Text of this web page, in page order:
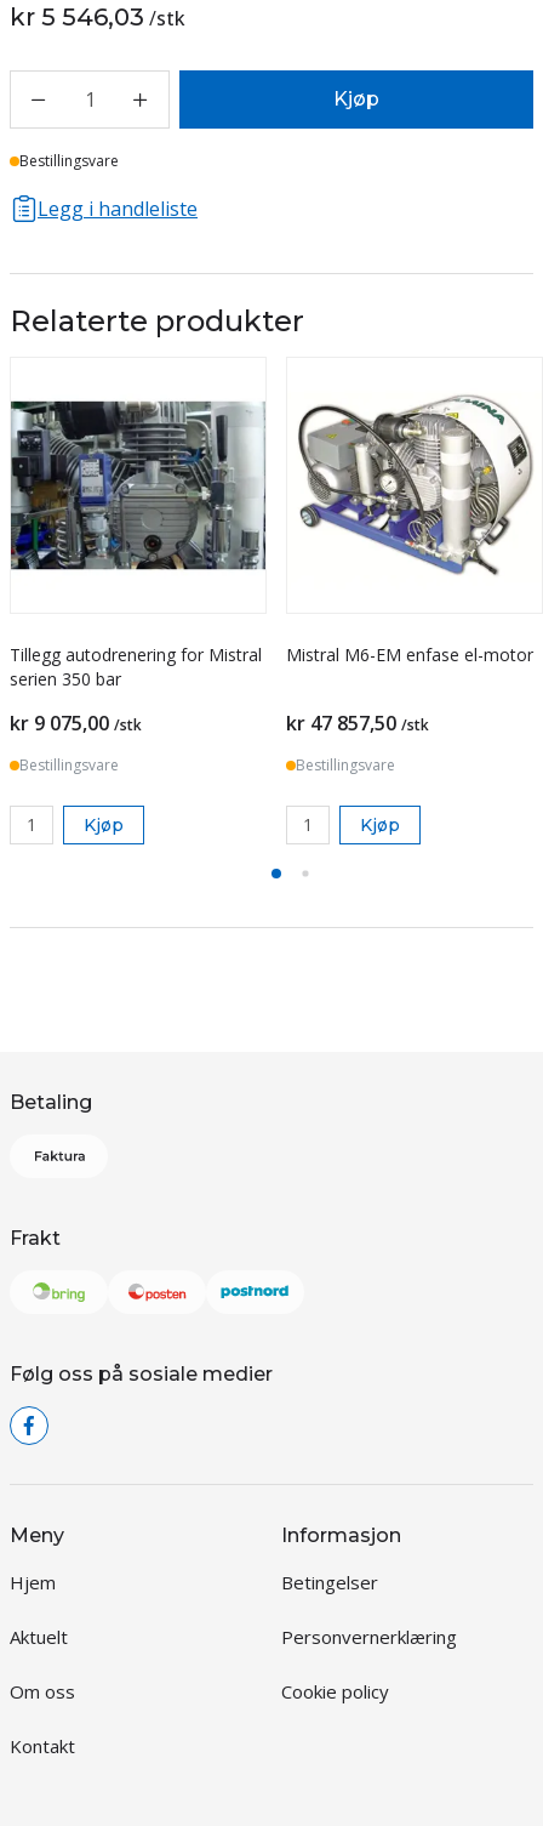
kr 5 546,03 /stk
1 Kjøp
Lager
Bestillingsvare
Legg i handleliste
Relaterte produkter
Tillegg autodrenering for Mistral
serien 350 bar
Pris
kr 9 075,00 /stk
Bestillingsvare
Kjøp
Mistral M6-EM enfase el-motor
Pris
kr 47 857,50 /stk
Bestillingsvare
Kjøp
Betaling
Frakt
Følg oss på sosiale medier
Meny
Hjem
Aktuelt
Om oss
Kontakt
Informasjon
Betingelser
Personvernerklæring
Cookie policy